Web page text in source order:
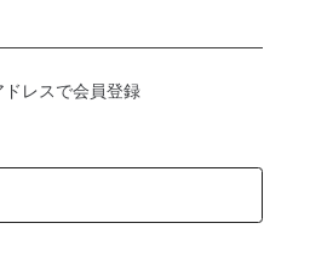
ドレスで会員登録